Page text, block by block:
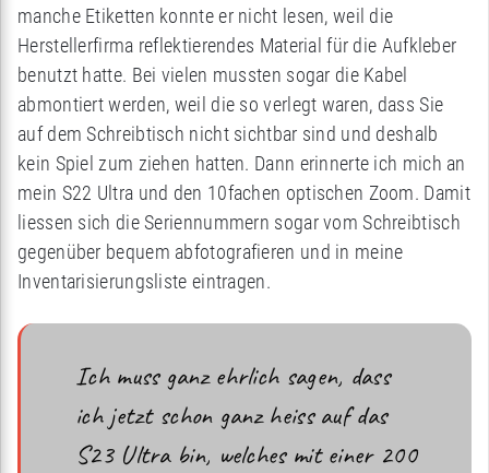
manche Etiketten konnte er nicht lesen, weil die
Herstellerfirma reflektierendes Material für die Aufkleber
benutzt hatte. Bei vielen mussten sogar die Kabel
abmontiert werden, weil die so verlegt waren, dass Sie
auf dem Schreibtisch nicht sichtbar sind und deshalb
kein Spiel zum ziehen hatten. Dann erinnerte ich mich an
mein S22 Ultra und den 10fachen optischen Zoom. Damit
liessen sich die Seriennummern sogar vom Schreibtisch
gegenüber bequem abfotografieren und in meine
Inventarisierungsliste eintragen.
Ich muss ganz ehrlich sagen, dass
ich jetzt schon ganz heiss auf das
S23 Ultra bin, welches mit einer 200